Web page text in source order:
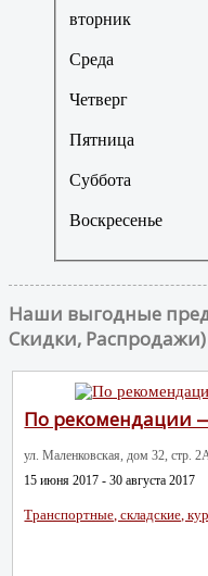
вторник
Среда
Четверг
Пятница
Суббота
Воскресенье
Наши выгодные
Скидки, Распродажи)
По рекомендации
ул. Маленковская, дом 32, стр.
15 июня 2017 - 30 августа 2017
Транспортные, складские,